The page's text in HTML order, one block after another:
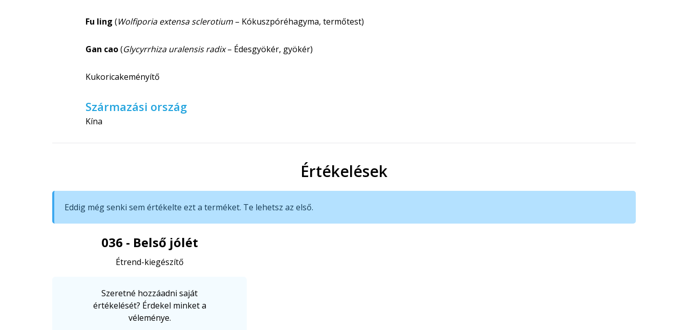
Fu ling (Wolfiporia extensa sclerotium – Kókuszpóréhagyma, termőtest)
Gan cao(Glycyrrhiza uralensis radix– Édesgyökér, gyökér)
Kukoricakeményítő
Származási ország
Kína
Értékelések
Eddig még senki sem értékelte ezt a terméket. Te lehetsz az első.
036 - Belső jólét
Étrend-kiegészítő
Szeretné hozzáadni saját
értékelését? Érdekel minket a
véleménye.